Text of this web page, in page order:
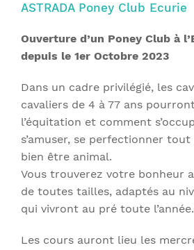
ASTRADA Poney Club Ecurie
Ouverture d’un Poney Club à
depuis le 1er Octobre 2023
Dans un cadre privilégié, les
cavaliers de 4 à 77 ans
l’équitation et comment
s’amuser, se perfectionner
bien être animal.
Vous trouverez votre bonheur
de toutes tailles, adaptés au
qui vivront au pré toute l’année.
Les cours auront lieu les